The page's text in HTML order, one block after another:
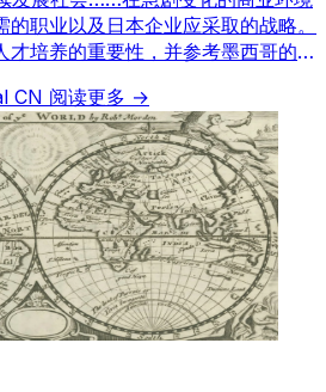
职业以及日本企业应采取的战略。
才培养的重要性，并参考墨西哥的案
CN 阅读更多 →